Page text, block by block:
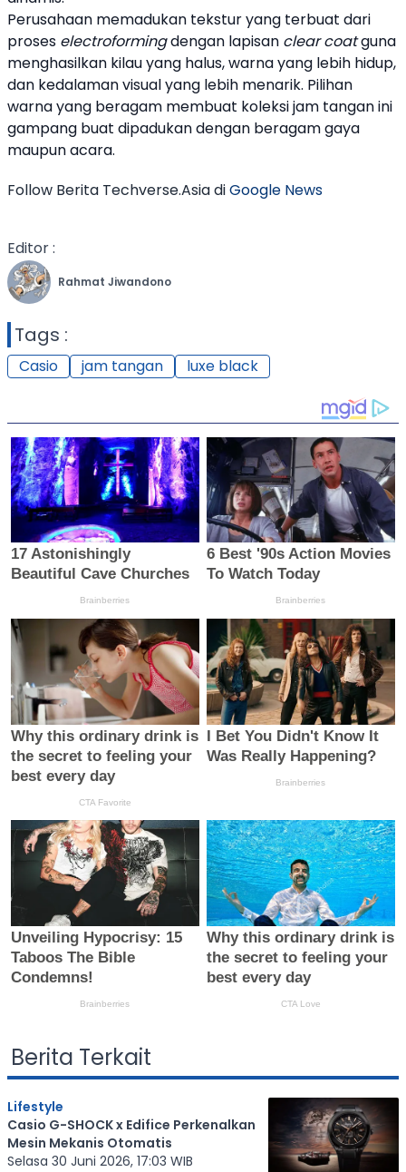
Perusahaan memadukan tekstur yang terbuat dari
proses electroformingdengan lapisan clear coatguna
menghasilkan kilau yang halus, warna yang lebih hidup,
dan kedalaman visual yang lebih menarik. Pilihan
warna yang beragam membuat koleksijam tanganini
gampang buat dipadukan dengan beragam gaya
maupun acara.
Follow Berita Techverse.Asia diGoogle News
Editor :
Rahmat Jiwandono
Tags :
Casio jam tangan luxe black
Berita Terkait
Lifestyle
Casio G-SHOCK x Edifice Perkenalkan
Mesin Mekanis Otomatis
Selasa 30 Juni 2026, 17:03 WIB